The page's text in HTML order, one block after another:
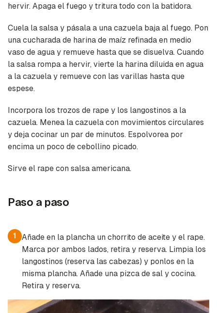
Guardar como favorito
de iniciar sesión con tu cuenta de Cocinatis.
hervir. Apaga el fuego y tritura todo con la batidora.
Cuela la salsa y pásala a una cazuela baja al fuego. Pon
una cucharada de harina de maíz refinada en medio
vaso de agua y remueve hasta que se disuelva. Cuando
la salsa rompa a hervir, vierte la harina diluida en agua
a la cazuela y remueve con las varillas hasta que
espese.
Incorpora los trozos de rape y los langostinos a la
cazuela. Menea la cazuela con movimientos circulares
y deja cocinar un par de minutos. Espolvorea por
encima un poco de cebollino picado.
Sirve el rape con salsa americana.
Paso a paso
1
Añade en la plancha un chorrito de aceite y el rape.
Marca por ambos lados, retira y reserva. Limpia los
langostinos (reserva las cabezas) y ponlos en la
misma plancha. Añade una pizca de sal y cocina.
Retira y reserva.
Gracias por suscribirte a nuestro boletín.